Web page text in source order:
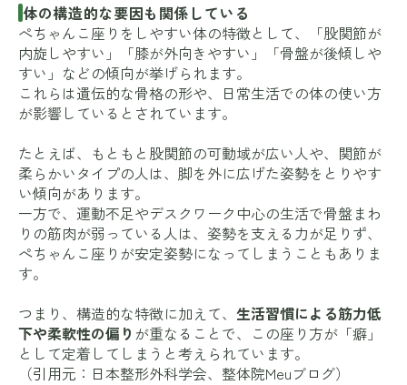
体の構造的な要因も関係している
ぺちゃんこ座りをしやすい体の特徴として、「股関節が
内旋しやすい」「膝が外向きやすい」「骨盤が後傾しや
すい」などの傾向が挙げられます。
これらは遺伝的な骨格の形や、日常生活での体の使い方
が影響しているとされています。
たとえば、もともと股関節の可動域が広い人や、関節が
柔らかいタイプの人は、脚を外に広げた姿勢をとりやす
い傾向があります。
一方で、運動不足やデスクワーク中心の生活で骨盤まわ
りの筋肉が弱っている人は、姿勢を支える力が足りず、
ぺちゃんこ座りが安定姿勢になってしまうこともありま
す。
つまり、構造的な特徴に加えて、 生活習慣による筋力低
下や柔軟性の偏り が重なることで、この座り方が「癖」
として定着してしまうと考えられています。
（引用元： 日本整形外科学会、 整体院Meuブログ）